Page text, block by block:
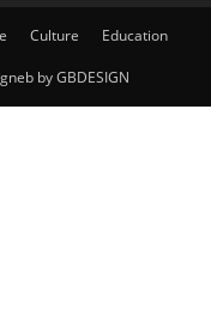
Culture Education
by GBDESIGN